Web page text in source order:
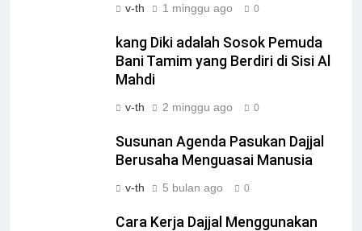
v-th 1 minggu ago 0
kang Diki adalah Sosok Pemuda
Bani Tamim yang Berdiri di Sisi Al
Mahdi
v-th 2 minggu ago 0
Susunan Agenda Pasukan Dajjal
Berusaha Menguasai Manusia
v-th 5 bulan ago 0
Cara Kerja Dajjal Menggunakan